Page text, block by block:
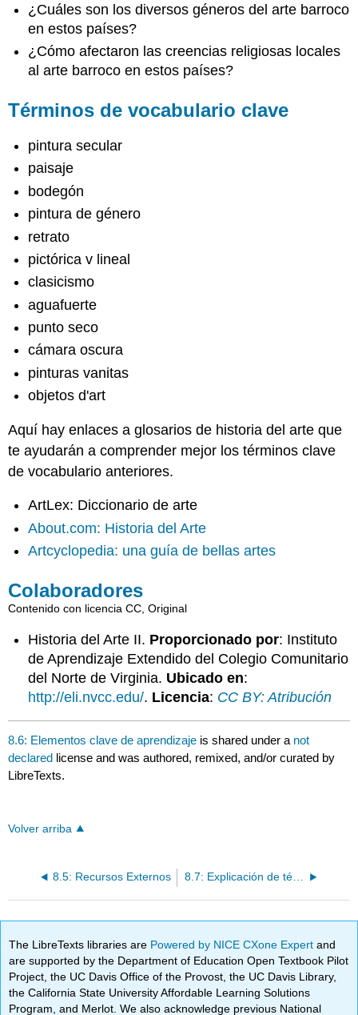
¿Cuáles son los diversos géneros del arte barroco
en estos países?
¿Cómo afectaron las creencias religiosas locales
al arte barroco en estos países?
Términos de vocabulario clave
pintura secular
paisaje
bodegón
pintura de género
retrato
pictórica v lineal
clasicismo
aguafuerte
punto seco
cámara oscura
pinturas vanitas
objetos d'art
Aquí hay enlaces a glosarios de historia del arte que
te ayudarán a comprender mejor los términos clave
de vocabulario anteriores.
ArtLex: Diccionario de arte
About.com: Historia del Arte
Artcyclopedia: una guía de bellas artes
Colaboradores
Contenido con licencia CC, Original
Historia del Arte II. Proporcionado por: Instituto
de Aprendizaje Extendido del Colegio Comunitario
del Norte de Virginia. Ubicado en:
http://eli.nvcc.edu/. Licencia: CC BY: Atribución
8.6: Elementos clave de aprendizaje is shared under a not
declared license and was authored, remixed, and/or curated by
LibreTexts.
Volver arriba
8.5: Recursos Externos 8.7: Explicación de términos barrocos
The LibreTexts libraries are Powered by NICE CXone Expertand
are supported by the Department of Education Open Textbook Pilot
Project, the UC Davis Office of the Provost, the UC Davis Library,
the California State University Affordable Learning Solutions
Program, and Merlot. We also acknowledge previous National